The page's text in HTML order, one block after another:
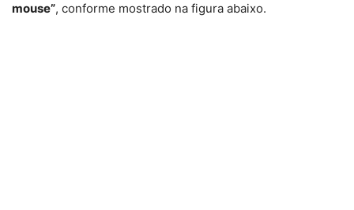
mouse”, conforme mostrado na figura abaixo.